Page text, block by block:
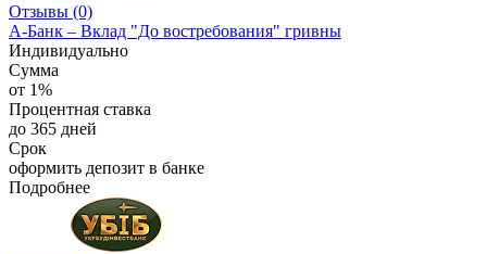
Отзывы (0)
А-Банк – Вклад "До востребования" гривны
Индивидуально
Сумма
от 1%
Процентная ставка
до 365 дней
Срок
оформить депозит в банке
Подробнее